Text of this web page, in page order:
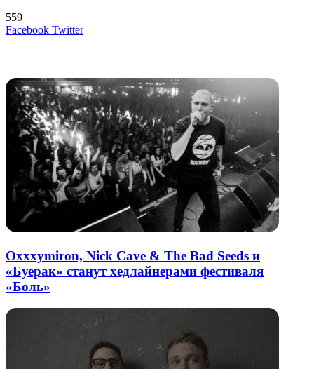
559
Facebook TwitterLinkedIn
Tumblr
Reddit
Вконтакте
Одноклассники
Skype
Messenger
Messenger
WhatsApp
Telegram
Viber
Line
Поделиться
Печатать
Oxxxymiron, Nick Cave & The Bad Seeds и
«Буерак» станут хедлайнерами фестиваля
«Боль»